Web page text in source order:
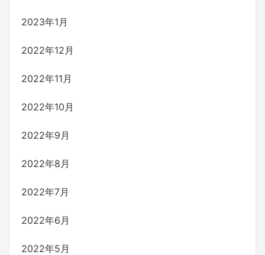
2023年1月
2022年12月
2022年11月
2022年10月
2022年9月
2022年8月
2022年7月
2022年6月
2022年5月